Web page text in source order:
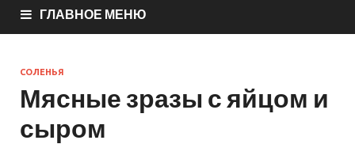
ГЛАВНОЕ МЕНЮ
СОЛЕНЬЯ
Мясные зразы с яйцом и
сыром